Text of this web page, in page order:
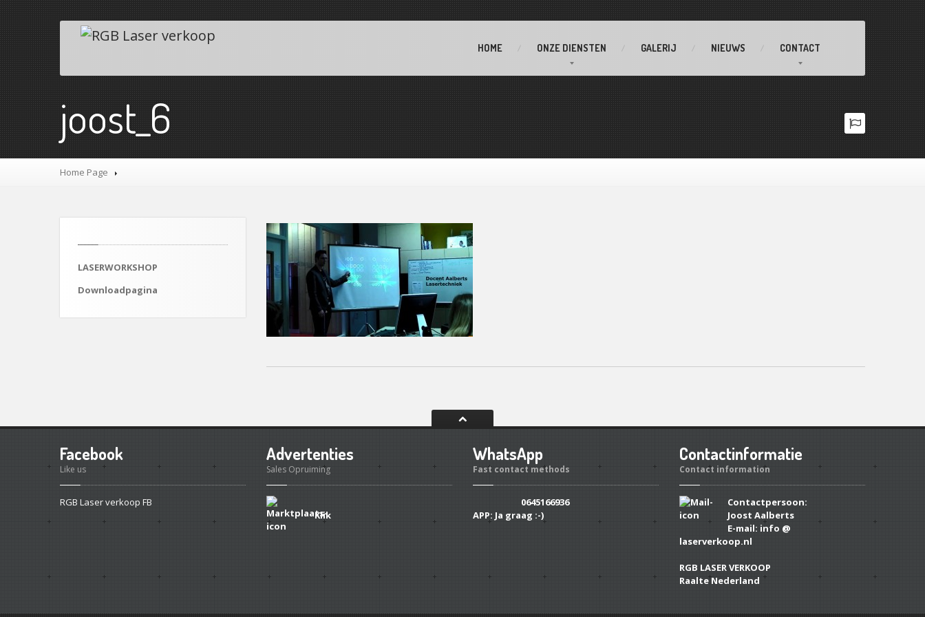
HOME ONZE DIENSTEN GALERIJ NIEUWS CONTACT
joost_6
Home Page
LASERWORKSHOP
Downloadpagina
Facebook
Like us
RGB Laser verkoop FB
Advertenties
Sales Opruiming
Klik
WhatsApp
Fast contact methods
0645166936
APP: Ja graag :-)
Contactinformatie
Contact information
Contactpersoon:
Joost Aalberts
E-mail: info @
laserverkoop.nl
RGB LASER VERKOOP
Raalte Nederland